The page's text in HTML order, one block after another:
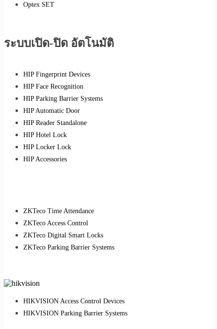
Optex SET
ระบบเปิด-ปิด อัตโนมัติ
HIP Fingerprint Devices
HIP Face Recognition
HIP Parking Barrier Systems
HIP Automatic Door
HIP Reader Standalone
HIP Hotel Lock
HIP Locker Lock
HIP Accessories
ZKTeco Time Attendance
ZKTeco Access Control
ZKTeco Digital Smart Locks
ZKTeco Parking Barrier Systems
HIKVISION Access Control Devices
HIKVISION Parking Barrier Systems